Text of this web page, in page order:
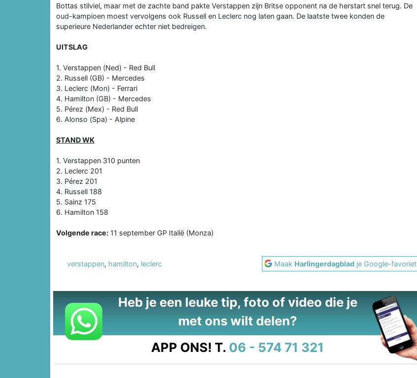
Bottas stilviel, maar met de zachte band pakte Verstappen zijn Britse opponent na de herstart snel terug. De
oud-kampioen moest vervolgens ook Russell en Leclerc nog laten gaan. De laatste twee konden de
superieure Nederlander echter niet bedreigen.
UITSLAG
1. Verstappen (Ned) - Red Bull
2. Russell (GB) - Mercedes
3. Leclerc (Mon) - Ferrari
4. Hamilton (GB) - Mercedes
5. Pérez (Mex) - Red Bull
6. Alonso (Spa) - Alpine
STAND WK
1. Verstappen 310 punten
2. Leclerc 201
3. Pérez 201
4. Russell 188
5. Sainz 175
6. Hamilton 158
Volgende race: 11 september GP Italië (Monza)
verstappen, hamilton, leclerc Maak Harlingerdagblad je Google-favoriet
Heb je een leuke tip, foto of video die je
met ons wilt delen?
APP ONS! T. 06 - 574 71 321